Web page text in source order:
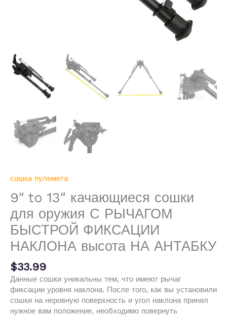
сошка пулемета
9″ to 13″ качающиеся сошки
для оружия С РЫЧАГОМ
БЫСТРОЙ ФИКСАЦИИ
НАКЛОНА высота НА АНТАБКУ
$33.99
Данные сошки уникальны тем, что имеют рычаг
фиксации уровня наклона. После того, как вы установили
сошки на неровную поверхность и угол наклона принял
нужное вам положение, необходимо повернуть